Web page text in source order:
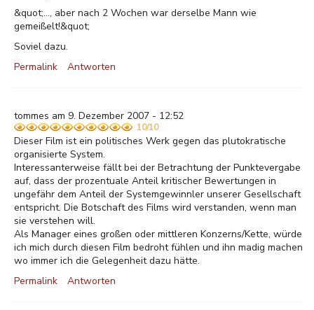
&quot;..., aber nach 2 Wochen war derselbe Mann wie
gemeißelt!&quot;
Soviel dazu.
Permalink
Antworten
tommes am 9. Dezember 2007 - 12:52
10/10
Dieser Film ist ein politisches Werk gegen das plutokratische
organisierte System.
Interessanterweise fällt bei der Betrachtung der Punktevergabe
auf, dass der prozentuale Anteil kritischer Bewertungen in
ungefähr dem Anteil der Systemgewinnler unserer Gesellschaft
entspricht. Die Botschaft des Films wird verstanden, wenn man
sie verstehen will.
Als Manager eines großen oder mittleren Konzerns/Kette, würde
ich mich durch diesen Film bedroht fühlen und ihn madig machen
wo immer ich die Gelegenheit dazu hätte.
Permalink
Antworten